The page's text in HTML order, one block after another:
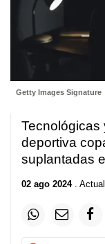
Getty Images Signature
Tecnológicas
deportiva
suplantadas
02 ago 2024.